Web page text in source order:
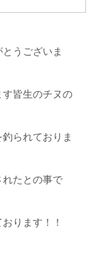
うございま
皆生のチヌの
られておりま
たとの事で
ります！！